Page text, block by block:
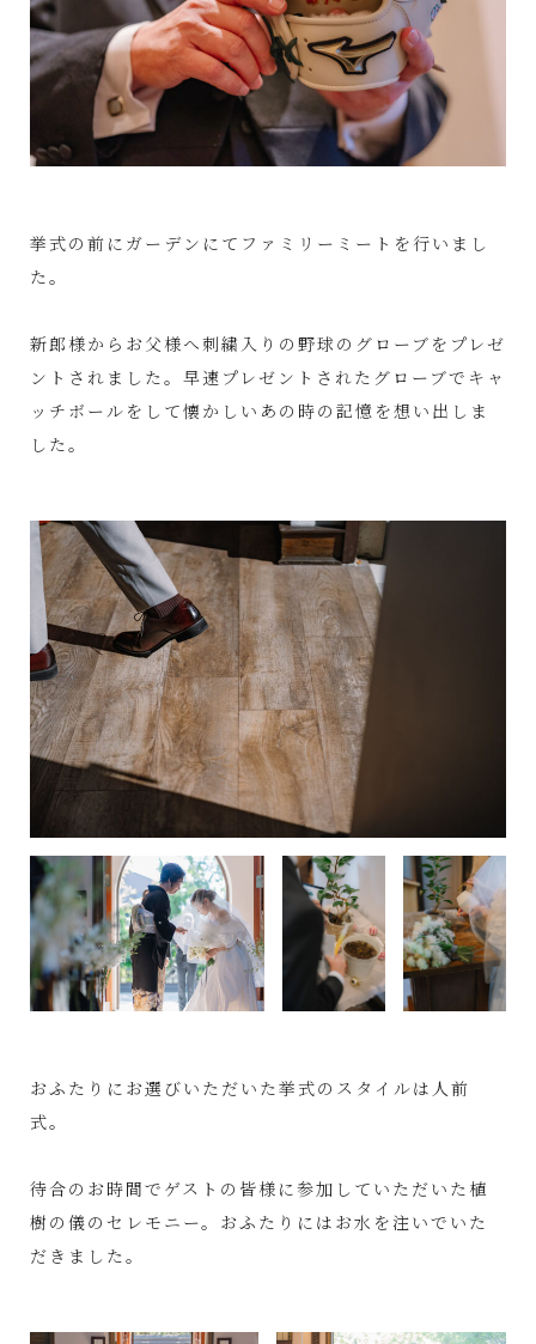
挙式の前にガーデンにてファミリーミートを行いまし
た。
新郎様からお父様へ刺繍入りの野球のグローブをプレゼ
ントされました。早速プレゼントされたグローブでキャ
ッチボールをして懐かしいあの時の記憶を想い出しま
した。
おふたりにお選びいただいた挙式のスタイルは人前
式。
待合のお時間でゲストの皆様に参加していただいた植
樹の儀のセレモニー。おふたりにはお水を注いでいた
だきました。